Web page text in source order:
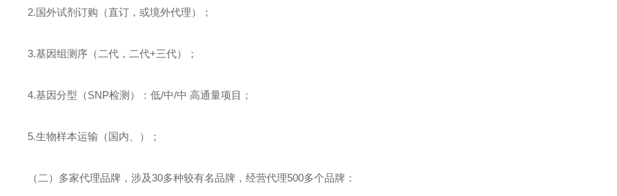
2.国外试剂订购（直订，或境外代理）；
3.基因组测序（二代，二代+三代）；
4.基因分型（SNP检测）：低/中/中 高通量项目；
5.生物样本运输（国内、）；
（二）多家代理品牌，涉及30多种较有名品牌，经营代理500多个品牌：